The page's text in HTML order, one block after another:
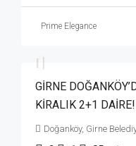
Prime Elegance
GİRNE
KİRALIK 2+1 DAİRE!
Doğanköy, Girne